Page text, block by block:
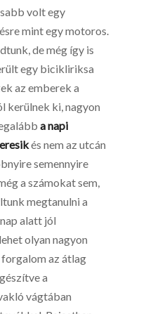
volt egy
mint egy motoros.
de még így is
egy bicikliriksa
az emberek a
kerülnek ki, nagyon
a napi
és nem az utcán
semennyire
a számokat sem,
megtanulni a
alatt jól
olyan nagyon
forgalom az átlag
a
vágtában